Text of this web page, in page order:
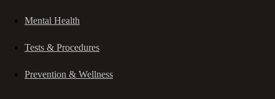
Mental Health
Tests & Procedures
Prevention & Wellness